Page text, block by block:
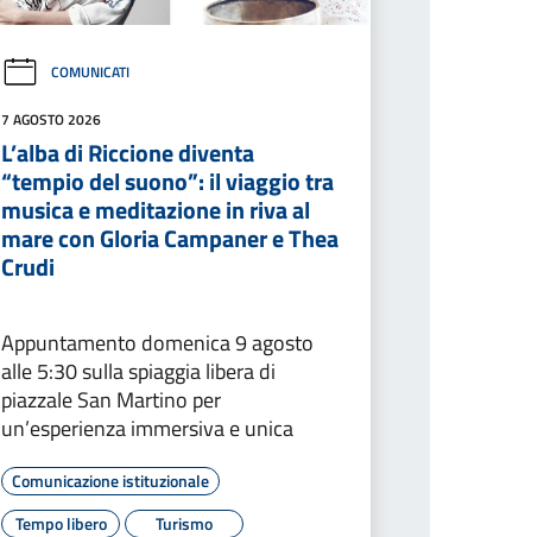
COMUNICATI
7 AGOSTO 2026
L’alba di Riccione diventa
“tempio del suono”: il viaggio tra
musica e meditazione in riva al
mare con Gloria Campaner e Thea
Crudi
Appuntamento domenica 9 agosto
alle 5:30 sulla spiaggia libera di
piazzale San Martino per
un’esperienza immersiva e unica
Comunicazione istituzionale
Tempo libero
Turismo